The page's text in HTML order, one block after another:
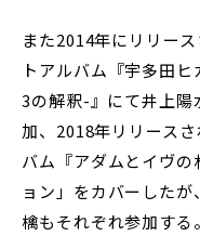
また2014年にリリー
トアルバム『宇多田
3の解釈-』にて井上陽
加、2018年リリース
バム『アダムとイヴ
ョン」をカバーした
檎もそれぞれ参加す